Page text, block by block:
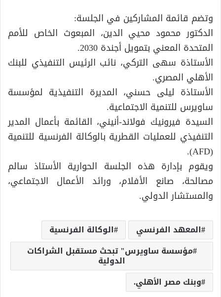
وتضم قائمة المشاركين في الجلسة:
الدكتور محمود محيي الدين، المبعوث الخاص للأمم
المتحدة المعني بتمويل أجندة 2030.
الأستاذة سهى التركي، نائب الرئيس التنفيذي للبنك
الأهلي المصري.
الأستاذة ليلى حسني، المديرة التنفيذية لمؤسسة
ساويرس للتنمية الاجتماعية.
السيدة فيرونيك فولاند-أنيني، القائمة بأعمال المدير
التنفيذي للعمليات القطرية بالوكالة الفرنسية للتنمية
(AFD).
ويقوم بإدارة هذه الجلسة الحوارية الأستاذ سالم
مصالحة، صانع الأفلام، ورائد الأعمال الاجتماعي،
والمستشار الدولي.
المعهد الفرنسي
الوكالة الفرنسية
مؤسسة ساويرس" تبحث مستقبل الشراكات
الدولية
وبنك مصر الأهلي.